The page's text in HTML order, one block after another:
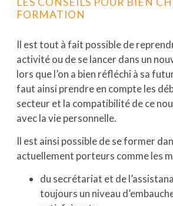
FORMATION
Il est tout à fait possible de
activité ou de se lancer dans un
lors que l’on a bien réfléchi à sa
faut ainsi prendre en compte les
secteur et la compatibilité de ce
avec la vie personnelle.
Il est ainsi possible de se former
actuellement porteurs comme les
du secrétariat et de
toujours un niveau